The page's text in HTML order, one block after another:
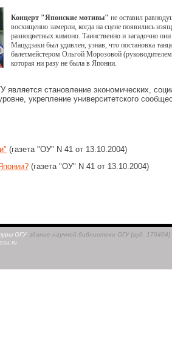
Концерт "Японские мотивы" не оставил
восхищенно замерли, когда на сцене появились
разноцветных кимоно. Таинственно и загадочно
Мацудзаки был удивлен, узнав, что постановка
балетмейстером Ольгой Морозовой
которая ни разу не была в Японии.
становление экономических,
укрепление университетского
(газета "ОУ" N 41 от 13.10.2004)
(газета "ОУ" N 41 от 13.10.2004)
ОГУ, здание научной библиотеки ОГУ (ауд. 170404)